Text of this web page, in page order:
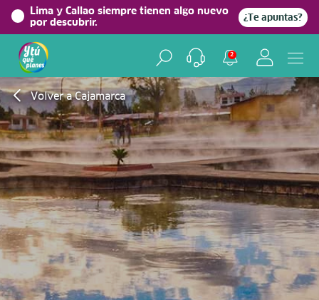
Lima y Callao siempre tienen algo nuevo
por descubrir.
¿Te apuntas?
2
Volver a Cajamarca